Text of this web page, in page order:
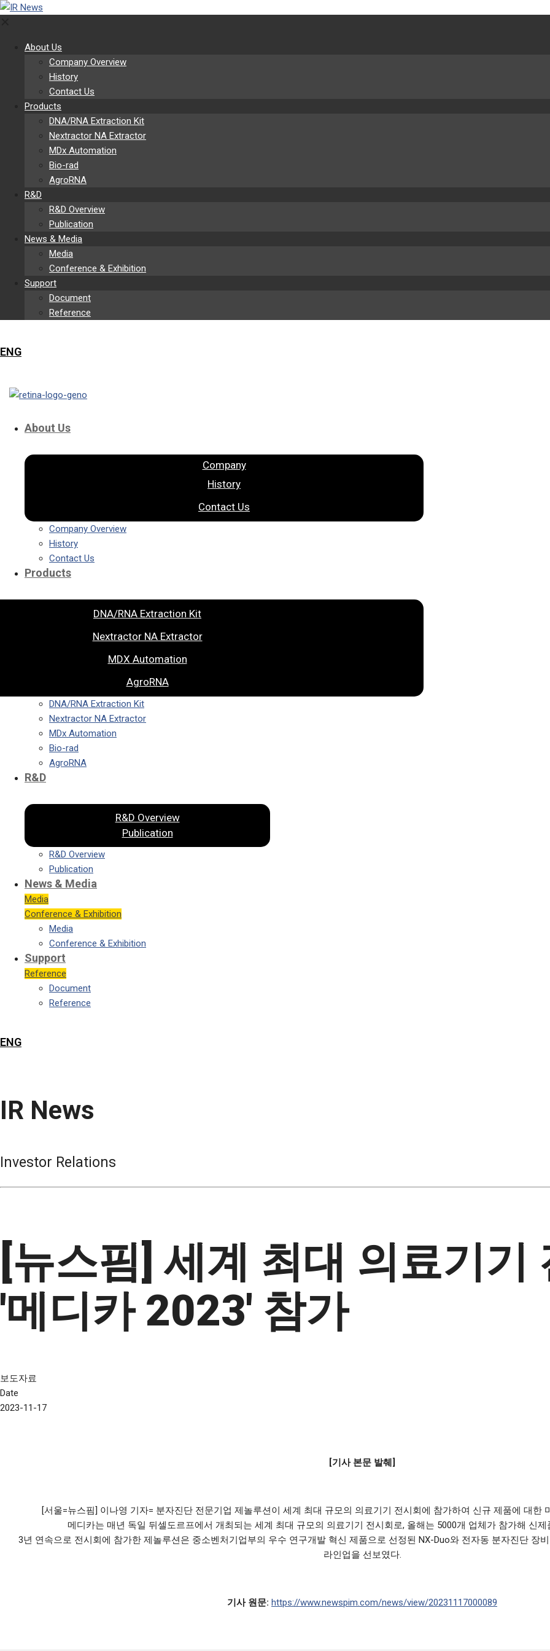
About Us
Company Overview
History
Contact Us
Products
DNA/RNA Extraction Kit
Nextractor NA Extractor
MDx Automation
Bio-rad
AgroRNA
R&D
R&D Overview
Publication
News & Media
Media
Conference & Exhibition
Support
Document
Reference
ENG
About Us
Company
History
Contact Us
Company Overview
History
Contact Us
Products
DNA/RNA Extraction Kit
Nextractor NA Extractor
MDX Automation
AgroRNA
DNA/RNA Extraction Kit
Nextractor NA Extractor
MDx Automation
Bio-rad
AgroRNA
R&D
R&D Overview
Publication
R&D Overview
Publication
News & Media
Media
Conference & Exhibition
Media
Conference & Exhibition
Support
Reference
Document
Reference
ENG
IR News
Investor Relations
[뉴스핌] 세계 최대 의료기기
'메디카 2023' 참가
보도자료
Date
2023-11-17
[기사 본문 발췌]
[서울=뉴스핌] 이나영 기자= 분자진단 전문기업 제놀루션이 세계 최대 규모의 의료기기 전시회에 참가하여 신규 제품에 대한
메디카는 매년 독일 뒤셀도르프에서 개최되는 세계 최대 규모의 의료기기 전시회로, 올해는 5000개 업체가 참가해 신
3년 연속으로 전시회에 참가한 제놀루션은 중소벤처기업부의 우수 연구개발 혁신 제품으로 선정된 NX-Duo와 전자동 분자진단 장
라인업을 선보였다.
기사 원문: https://www.newspim.com/news/view/20231117000089